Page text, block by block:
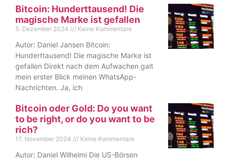
Bitcoin: Hunderttausend! Die
magische Marke ist gefallen
5. Dezember 2024 Keine Kommentare
Autor: Daniel Jansen Bitcoin:
Hunderttausend! Die magische Marke ist
gefallen Direkt nach dem Aufwachen galt
mein erster Blick meinen WhatsApp-
Nachrichten. Ja, ich
Bitcoin oder Gold: Do you want
to be right, or do you want to be
rich?
17. November 2024 Keine Kommentare
Autor: Daniel Wilhelmi Die US-Börsen